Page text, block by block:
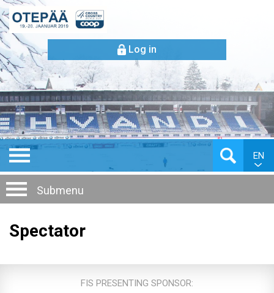
Log in
EN
Submenu
Spectator
FIS PRESENTING SPONSOR: